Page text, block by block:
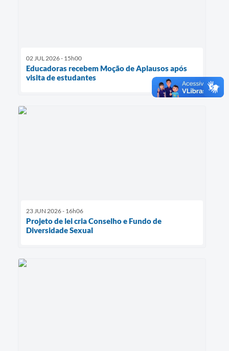
02 JUL 2026 - 15h00
Educadoras recebem Moção de Aplausos após
visita de estudantes
23 JUN 2026 - 16h06
Projeto de lei cria Conselho e Fundo de
Diversidade Sexual